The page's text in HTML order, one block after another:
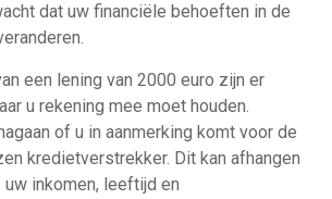
dat uw financiële behoeften in de
een lening van 2000 euro zijn er
u rekening mee moet houden.
of u in aanmerking komt voor de
kredietverstrekker. Dit kan afhangen
inkomen, leeftijd en